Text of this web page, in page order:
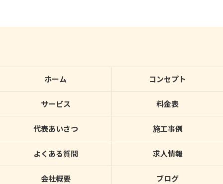
ホーム コンセプト
サービス 料金表
代表あいさつ 施工事例
よくある質問 求人情報
会社概要 ブログ